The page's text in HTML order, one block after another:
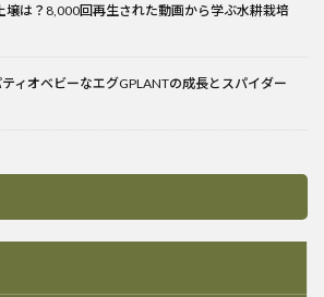
壌は？8,000回再生された動画から学ぶ水耕栽培
ィオベビーなエグGPLANTの成長とスパイダー